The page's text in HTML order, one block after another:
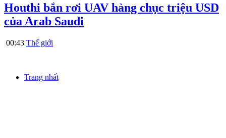
Houthi bắn rơi UAV hàng chục triệu USD
của Arab Saudi
00:43 Thế giới
Trang nhất